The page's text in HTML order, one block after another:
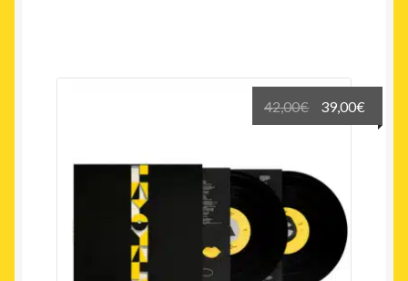
42,00€
Le
prix
était :
42,00€.
39,00€
prix